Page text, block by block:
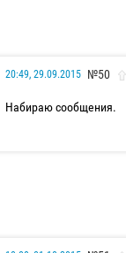
20:49, 29.09.2015 №50
Набираю сообщения.